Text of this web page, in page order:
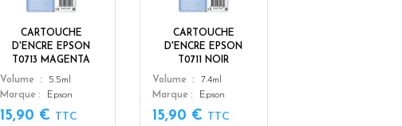
CARTOUCHE
D'ENCRE EPSON
T0713 MAGENTA
Color
Volume
5.5ml
Marque
Epson
15,90 € TTC
CARTOUCHE
D'ENCRE EPSON
T0711 NOIR
Color
Volume
7.4ml
Marque
Epson
15,90 € TTC